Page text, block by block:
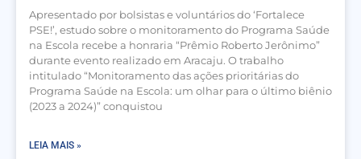
Apresentado por bolsistas e voluntários do ‘Fortalece
PSE!’, estudo sobre o monitoramento do Programa Saúde
na Escola recebe a honraria “Prêmio Roberto Jerônimo”
durante evento realizado em Aracaju. O trabalho
intitulado “Monitoramento das ações prioritárias do
Programa Saúde na Escola: um olhar para o último biênio
(2023 a 2024)” conquistou
LEIA MAIS »